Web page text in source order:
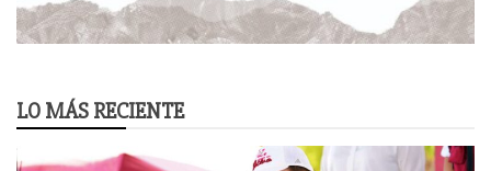
LO MÁS RECIENTE